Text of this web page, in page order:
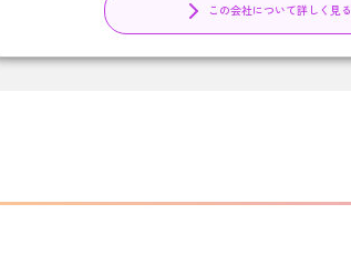
この会社について詳しく見る